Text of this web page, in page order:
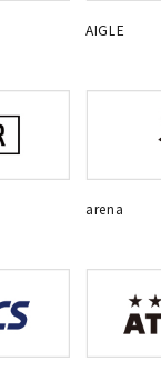
AIGLE
arena